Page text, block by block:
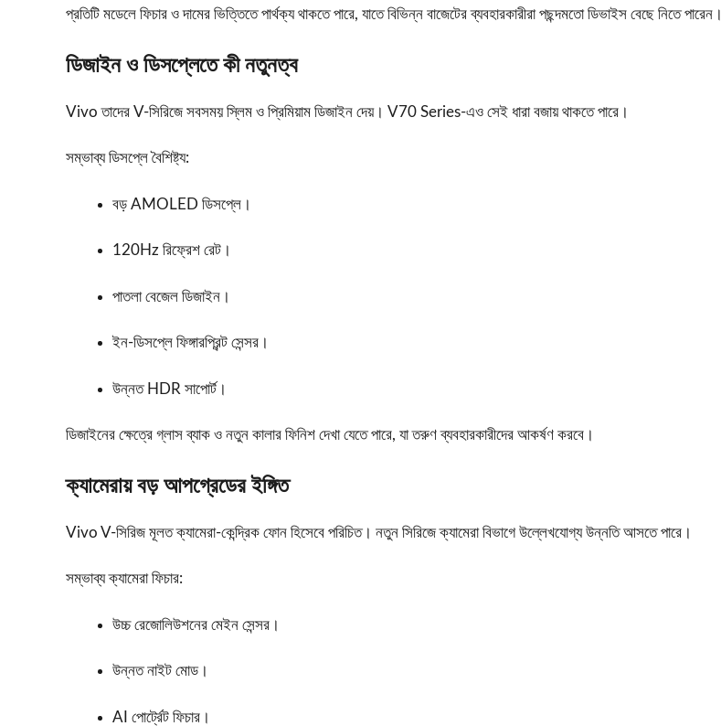
প্রতিটি মডেলে ফিচার ও দামের ভিত্তিতে পার্থক্য থাকতে পারে, যাতে বিভিন্ন বাজেটের ব্যবহারকারীরা পছন্দমতো ডিভাইস বেছে নিতে পারেন।
ডিজাইন ও ডিসপ্লেতে কী নতুনত্ব
Vivo তাদের V-সিরিজে সবসময় স্লিম ও প্রিমিয়াম ডিজাইন দেয়। V70 Series-এও সেই ধারা বজায় থাকতে পারে।
সম্ভাব্য ডিসপ্লে বৈশিষ্ট্য:
বড় AMOLED ডিসপ্লে।
120Hz রিফ্রেশ রেট।
পাতলা বেজেল ডিজাইন।
ইন-ডিসপ্লে ফিঙ্গারপ্রিন্ট সেন্সর।
উন্নত HDR সাপোর্ট।
ডিজাইনের ক্ষেত্রে গ্লাস ব্যাক ও নতুন কালার ফিনিশ দেখা যেতে পারে, যা তরুণ ব্যবহারকারীদের আকর্ষণ করবে।
ক্যামেরায় বড় আপগ্রেডের ইঙ্গিত
Vivo V-সিরিজ মূলত ক্যামেরা-কেন্দ্রিক ফোন হিসেবে পরিচিত। নতুন সিরিজে ক্যামেরা বিভাগে উল্লেখযোগ্য উন্নতি আসতে পারে।
সম্ভাব্য ক্যামেরা ফিচার:
উচ্চ রেজোলিউশনের মেইন সেন্সর।
উন্নত নাইট মোড।
AI পোর্ট্রেট ফিচার।